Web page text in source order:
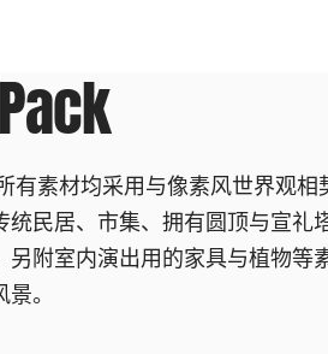
有素材均采用与像素风世界观相
民居、市集、拥有圆顶与宣礼
附室内演出用的家具与植物等
。